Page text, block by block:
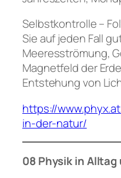
Selbstkontrolle –
Sie auf jeden Fall
Meeresströmung,
Magnetfeld der
Entstehung von
https://
in-der-natur/
08 Physik in